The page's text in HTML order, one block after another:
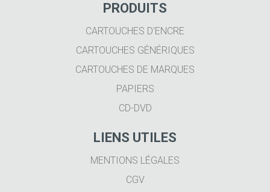
PRODUITS
CARTOUCHES D'ENCRE
CARTOUCHES GÉNÉRIQUES
CARTOUCHES DE MARQUES
PAPIERS
CD-DVD
LIENS UTILES
MENTIONS LÉGALES
CGV